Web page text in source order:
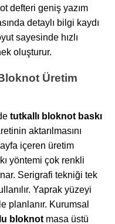
defteri geniş yazım
detaylı bilgi kaydı
sayesinde hızlı
oluşturur.
Üretim
tutkallı bloknot baskı
aktarılmasını
içeren üretim
yöntemi çok renkli
Serigrafi tekniği tek
Yaprak yüzeyi
planlanır. Kurumsal
bloknot masa üstü